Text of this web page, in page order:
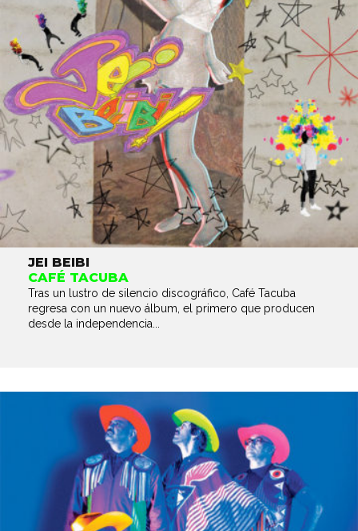
JEI BEIBI
CAFÉ TACUBA
Tras un lustro de silencio discográfico, Café Tacuba
regresa con un nuevo álbum, el primero que producen
desde la independencia...